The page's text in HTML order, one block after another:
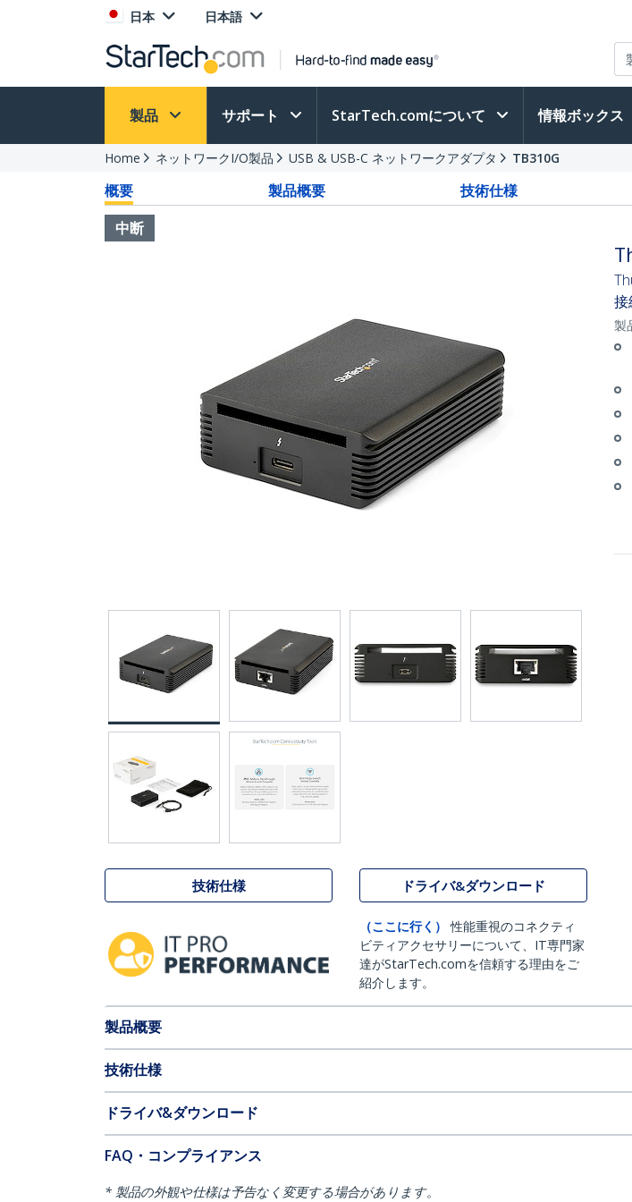
日本 日本語
製品 サポート StarTech.comについて 情報ボックス
Home ネットワークI/O製品 USB & USB-C ネットワークアダプタ TB310G
概要 製品概要 技術仕様
中断
技術仕様 ドライバ&ダウンロード
（ここに行く）
性能重視のコネクティ
ビティアクセサリーについて、IT専門家
達がStarTech.comを信頼する理由をご
紹介します。
接
製
製品概要
技術仕様
ドライバ&ダウンロード
FAQ・コンプライアンス
* 製品の外観や仕様は予告なく変更する場合があります。